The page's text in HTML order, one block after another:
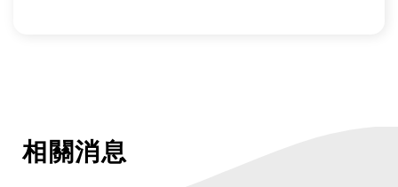
相關消息